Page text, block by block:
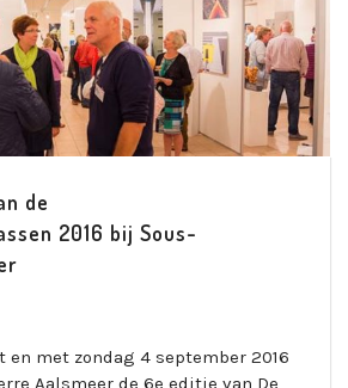
de
2016 bij Sous-
en met zondag 4 september 2016
Aalsmeer de 6e editie van De